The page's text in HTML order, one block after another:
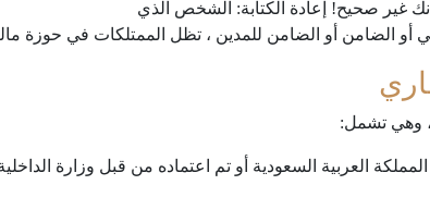
غير صحيح! إعادة الكتابة: الشخص الذي
أو الضامن أو الضامن للمدين ، تظل الممتلكات في حوزة
وهي تشمل:
العربية السعودية أو تم اعتماده من قبل وزارة